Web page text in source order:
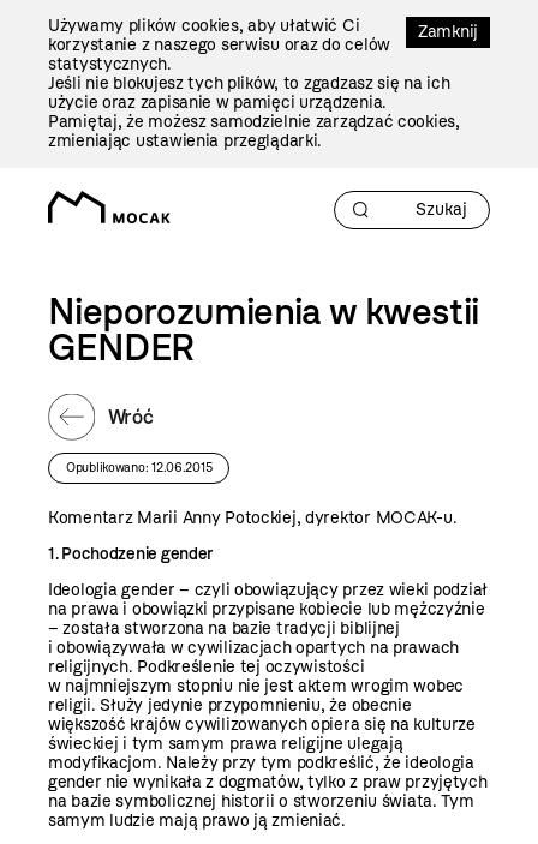
Zamknij
Używamy plików cookies, aby ułatwić Ci
korzystanie z naszego serwisu oraz do celów
statystycznych.
Jeśli nie blokujesz tych plików, to zgadzasz się na ich
użycie oraz zapisanie w pamięci urządzenia.
Pamiętaj, że możesz samodzielnie zarządzać cookies,
zmieniając ustawienia przeglądarki.
Nieporozumienia w kwestii
GENDER
Wróć
Opublikowano: 12.06.2015
Komentarz Marii Anny Potockiej, dyrektor MOCAK-u.
1. Pochodzenie gender
Ideologia gender – czyli obowiązujący przez wieki podział
na prawa i obowiązki przypisane kobiecie lub mężczyźnie
– została stworzona na bazie tradycji biblijnej
i obowiązywała w cywilizacjach opartych na prawach
religijnych. Podkreślenie tej oczywistości
w najmniejszym stopniu nie jest aktem wrogim wobec
religii. Służy jedynie przypomnieniu, że obecnie
większość krajów cywilizowanych opiera się na kulturze
świeckiej i tym samym prawa religijne ulegają
modyfikacjom. Należy przy tym podkreślić, że ideologia
gender nie wynikała z dogmatów, tylko z praw przyjętych
na bazie symbolicznej historii o stworzeniu świata. Tym
samym ludzie mają prawo ją zmieniać.